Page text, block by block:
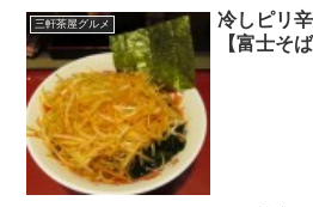
三軒茶屋グルメ
冷しピリ
【富士そ